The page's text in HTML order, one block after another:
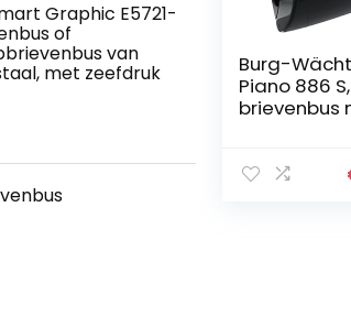
Graphic E5721-
of
van
met zeefdruk
Burg-
Piano 886 S,
brievenbus
pianolak-